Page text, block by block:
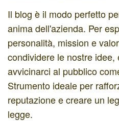
Il blog è il modo perfetto
anima dell'azienda. Per
personalità, mission e
condividere le nostre
avvicinarci al pubblico
Strumento ideale per
reputazione e creare un
legge.